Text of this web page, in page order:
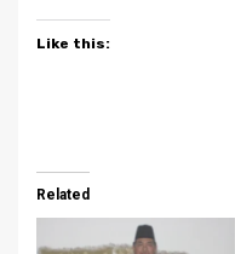
Like this:
Related